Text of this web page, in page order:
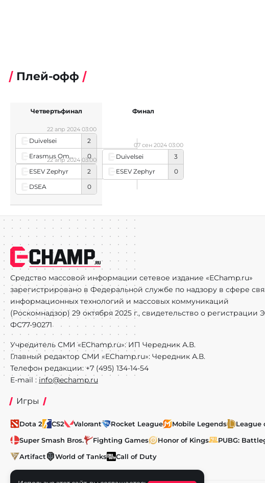
Плей-офф
Duivelsei
2
Erasmus Omen
0
22 апр 2024 03:00
ESEV Zephyr
2
DSEA
0
22 апр 2024 03:00
Четвертьфинал
Duivelsei
3
ESEV Zephyr
0
07 сен 2024 03:00
Финал
Средство массовой информации сетевое издание «EChamp.ru»
зарегистрировано в Федеральной службе по надзору в сфере
информационных технологий и массовых коммуникаций
(Роскомнадзор) 29 октября 2025 г., свидетельство о регистрации
ФС77-90271
Учредитель СМИ «EChamp.ru»: ИП Чередник А.В.
Главный редактор СМИ «EChamp.ru»: Чередник А.В.
Телефон редакции: +7 (495) 134-14-54
E-mail : info@echamp.ru
Игры
Dota 2 CS2 Valorant Rocket League Mobile Legends League
Super Smash Bros.
Fighting Games Honor of Kings PUBG:
Artifact
World of Tanks Call of Duty